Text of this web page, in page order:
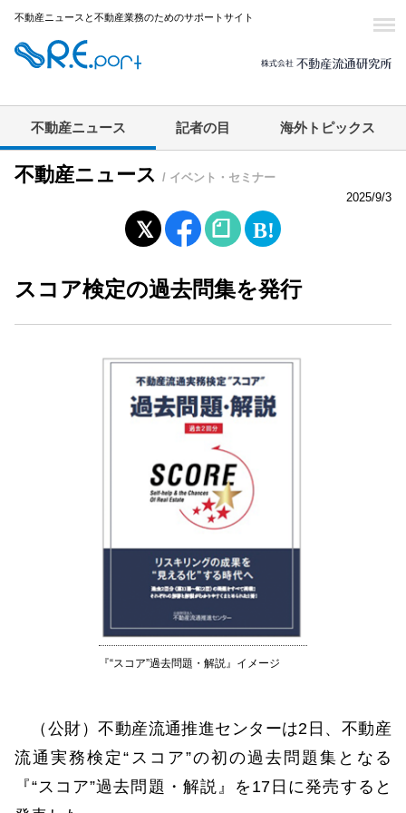
不動産ニュースと不動産業務のためのサポートサイト
不動産ニュース 記者の目 海外トピックス
不動産ニュース / イベント・セミナー
2025/9/3
スコア検定の過去問集を発行
『“スコア”過去問題・解説』イメージ
（公財）不動産流通推進センターは2日、不動産
流通実務検定“スコア”の初の過去問題集となる
『“スコア”過去問題・解説』を17日に発売すると